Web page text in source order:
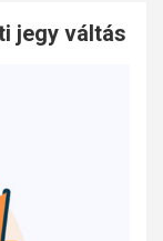
jegy váltás